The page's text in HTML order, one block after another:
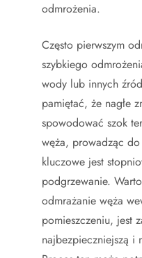
odmrożenia.
Często pierwszym
szybkiego
wody lub innych
pamiętać, że nagłe
spowodować szok
węża, prowadząc
kluczowe jest
podgrzewanie.
odmrażanie węża
pomieszczeniu, jest
najbezpieczniejszą i